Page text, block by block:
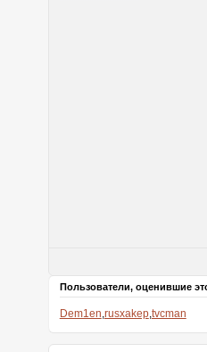
Пользователи, оценившие
Dem1en,rusxakep,tvcman